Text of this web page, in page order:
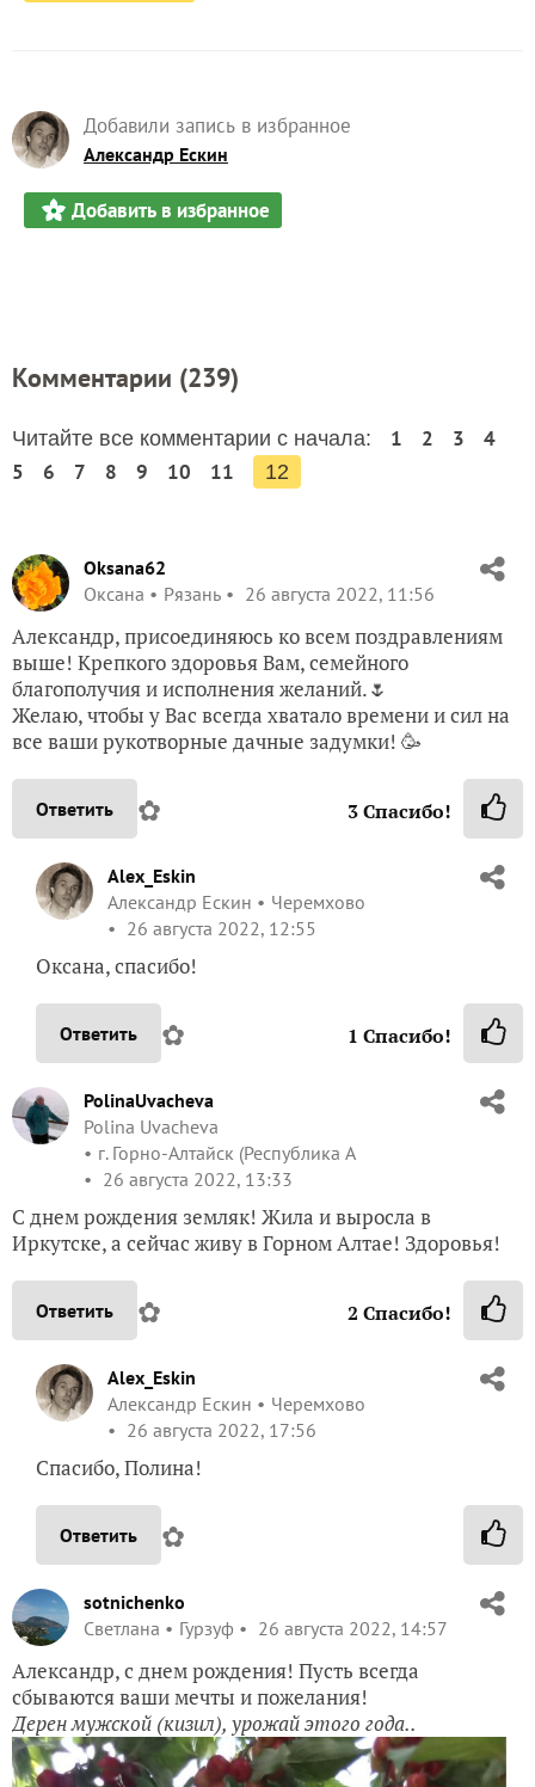
Добавили запись в избранное
Александр Ескин
Добавить в избранное
Комментарии (239)
Читайте все комментарии с начала: 1 2 3
4
5
6 7 8 9 10 11 12
Oksana62
Оксана
Рязань 26 августа 2022, 11:56
Александр, присоединяюсь ко всем поздравлениям
выше! Крепкого здоровья Вам, семейного
благополучия и исполнения желаний.🌷
Желаю, чтобы у Вас всегда хватало времени и сил на
все ваши рукотворные дачные задумки! 🥳
Ответить ✿ 3Спасибо!
Alex_Eskin
Александр Ескин
Черемхово
26 августа 2022, 12:55
Оксана, спасибо!
Ответить ✿ 1 Спасибо!
PolinaUvacheva
Polina Uvacheva
г. Горно-Алтайск (Республика А
26 августа 2022, 13:33
С днем рождения земляк! Жила и выросла в
Иркутске, а сейчас живу в Горном Алтае! Здоровья!
Ответить ✿ 2 Спасибо!
Alex_Eskin
Александр Ескин
Черемхово
26 августа 2022, 17:56
Спасибо, Полина!
Ответить ✿
sotnichenko
Светлана
Гурзуф 26 августа 2022, 14:57
Александр, с днем рождения! Пусть всегда
сбываются ваши мечты и пожелания!
Дерен мужской (кизил), урожай этого года..